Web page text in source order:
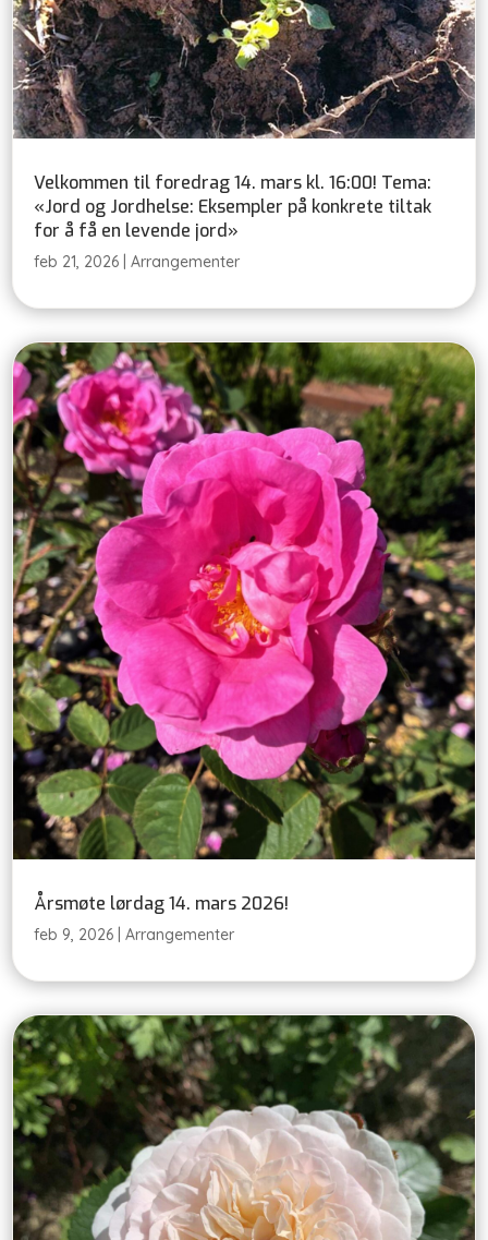
Velkommen til foredrag 14. mars kl. 16:00! Tema:
«Jord og Jordhelse: Eksempler på konkrete tiltak
for å få en levende jord»
feb 21, 2026 |Arrangementer
Årsmøte lørdag 14. mars 2026!
feb 9, 2026 |Arrangementer